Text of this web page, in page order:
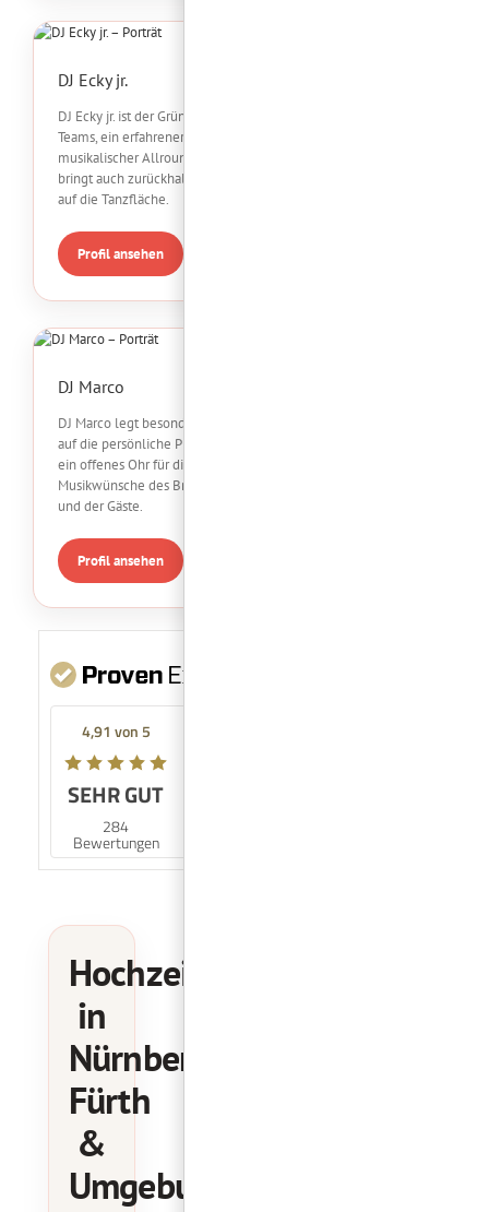
DJ Ecky jr.
DJ Ecky jr. ist der Gründer des
Teams, ein erfahrener
musikalischer Allrounder und
bringt auch zurückhaltende Gäste
auf die Tanzfläche.
Profil ansehen
DJ Marco
DJ Marco legt besonderen Wert
auf die persönliche Planung und
ein offenes Ohr für die
Musikwünsche des Brautpaares
und der Gäste.
Profil ansehen
4,91 von 5
SEHR GUT
284
Bewertungen
Hochzeitslocations
in
Nürnberg,
Fürth
&
Umgebung